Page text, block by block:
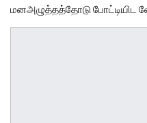
மனஅழுத்தத்தோடு போட்டியிட